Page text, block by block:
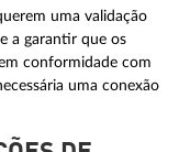
uma validação
a garantir que os
conformidade com
uma conexão